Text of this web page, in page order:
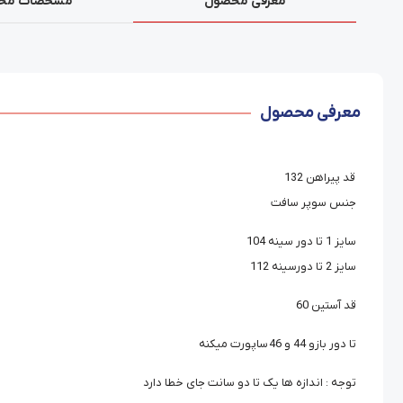
معرفی محصول
قد پیراهن 132
جنس سوپر سافت
سایز 1 تا دور سینه 104
سایز 2 تا دورسینه 112
قد آستین 60
تا دور بازو 44 و 46 ساپورت میکنه
توجه : اندازه ها یک تا دو سانت جای خطا دارد